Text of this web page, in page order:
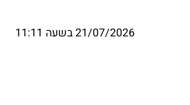
21/07/2026 בשעה 11:11